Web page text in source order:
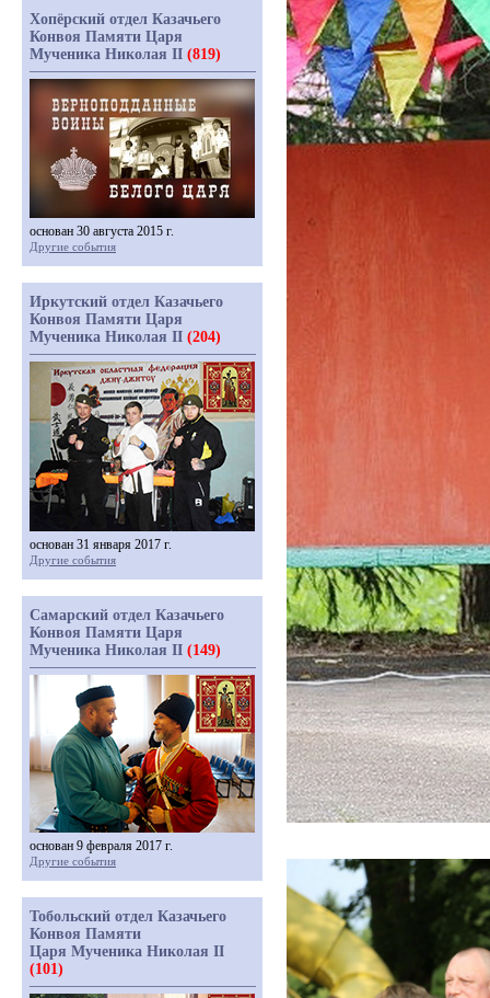
Хопёрский отдел Казачьего
Конвоя Памяти Царя
Мученика Николая II (819)
основан 30 августа 2015 г.
Другие события
Иркутский отдел Казачьего
Конвоя Памяти Царя
Мученика Николая II (204)
основан 31 января 2017 г.
Другие события
Самарский отдел Казачьего
Конвоя Памяти Царя
Мученика Николая II (149)
основан 9 февраля 2017 г.
Другие события
Тобольский отдел Казачьего
Конвоя Памяти
Царя Мученика Николая II
(101)